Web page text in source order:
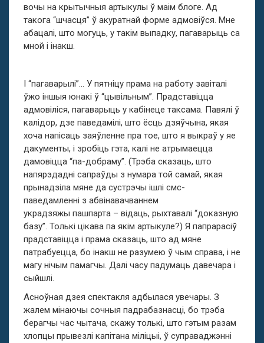
вочы на крытычныя артыкулы ў маім блоге. Ад
такога “шчасця” ў акуратнай форме адмовіўся. Мне
абацалі, што могуць, у такім выпадку, пагаварыць са
мной і інакш.
І “пагаварылі”… У пятніцу прама на работу завіталі
ўжо іншыя юнакі ў “цывільным”. Прадставіцца
адмовіліся, пагаварыць у кабінеце таксама. Павялі ў
калідор, дзе паведамілі, што ёсць дзяўчына, якая
хоча напісаць заяўленне пра тое, што я выкраў у яе
дакументы, і зробіць гэта, калі не атрымаецца
дамовіцца “па-добраму”. (Трэба сказаць, што
напярэдадні сапраўды з нумара той самай, якая
прынадзіла мяне да сустрэчы ішлі смс-
паведамленні з абвінавачваннем
украдзяжы пашпарта – відаць, рыхтавалі “доказную
базу”. Толькі цікава па якім артыкуле?) Я папрарасіў
прадставіцца і прама сказаць, што ад мяне
патрабуецца, бо інакш не разумею ў чым справа, і не
магу нічым памагчы. Далі часу падумаць давечара і
сыйшлі.
Асноўная дзея спектакля адбылася увечары. З
жалем мінаючы сочныя падрабазнасці, бо трэба
берагчы час чытача, скажу толькі, што гэтым разам
хлопцы прывезлі капітана міліцыі, ў суправаджэнні